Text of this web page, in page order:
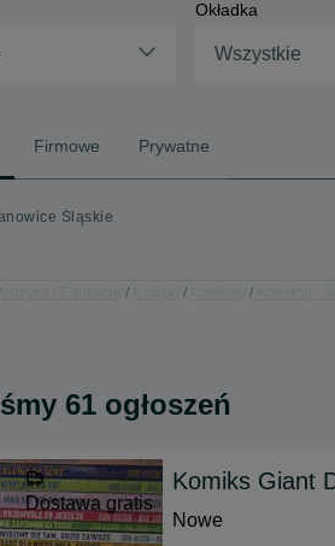
Okładka
Wszystkie
Firmowe Prywatne
Śląskie
61 ogłoszeń
Dostawa gratis
Komiks Giant
Nowe